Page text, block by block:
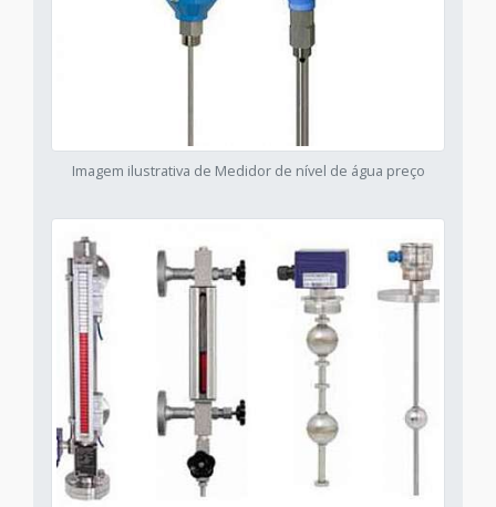
Imagem ilustrativa de Medidor de nível de água preço